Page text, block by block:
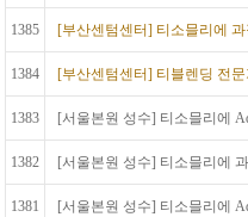
1385 [부산센텀센터] 티소믈리에
1384 [부산센텀센터] 티블렌딩 전
1383 [서울본원 성수] 티소믈리에
1382 [서울본원 성수] 티소믈리에
1381 [서울본원 성수] 티소믈리에